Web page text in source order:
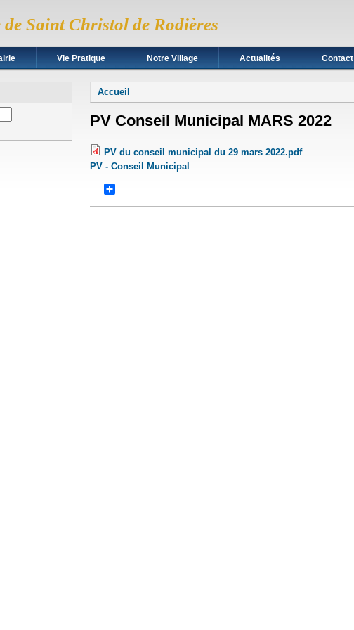
Saint Christol de Rodières
Vie Pratique Notre Village Actualités Contact
Vous êtes ici
Accueil
PV Conseil Municipal MARS 2022
PV du conseil municipal du 29 mars 2022.pdf
PV - Conseil Municipal